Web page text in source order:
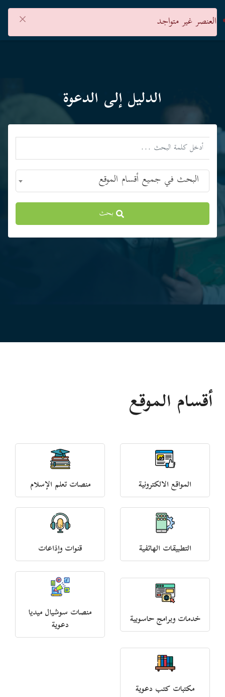
العنصر غير متواجد ×
الدليل إلى الدعوة
البحث في جميع أقسام الموقع
بحث
أقسام الموقع
المواقع الالكترونية منصات تعلم الإسلام
التطبيقات الهاتفية قنوات وإذاعات
خدمات وبرامج حاسوبية
منصات سوشيال ميديا
دعوية
مكتبات كتب دعوية